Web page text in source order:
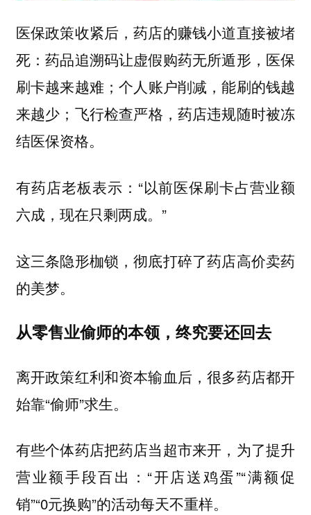
医保政策收紧后，药店的赚钱小道直接被堵
死：药品追溯码让虚假购药无所遁形，医保
刷卡越来越难；个人账户削减，能刷的钱越
来越少；飞行检查严格，药店违规随时被冻
结医保资格。
有药店老板表示：“以前医保刷卡占营业额
六成，现在只剩两成。”
这三条隐形枷锁，彻底打碎了药店高价卖药
的美梦。
从零售业偷师的本领，终究要还回去
离开政策红利和资本输血后，很多药店都开
始靠“偷师”求生。
有些个体药店把药店当超市来开，为了提升
营业额手段百出：“开店送鸡蛋”“满额促
销”“0元换购”的活动每天不重样。